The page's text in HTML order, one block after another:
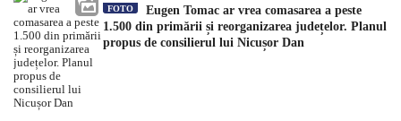
FOTO
Eugen Tomac ar vrea comasarea a peste
1.500 din primării și reorganizarea județelor. Planul
propus de consilierul lui Nicușor Dan